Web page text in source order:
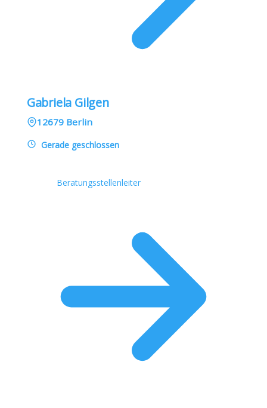
Gabriela Gilgen
12679 Berlin
Gerade geschlossen
Beratungsstellenleiter